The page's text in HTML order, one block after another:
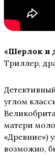
«Шерлок и
Триллер,
углом
матери
«Древние»)
возможно,